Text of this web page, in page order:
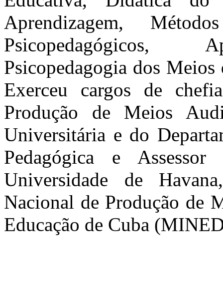
Aprendizagem,
Psicopedagógicos,
Psicopedagogia dos
Exerceu cargos de
Produção de Meios
Universitária e do
Pedagógica e
Universidade de
Nacional de Produção de
Educação de Cuba